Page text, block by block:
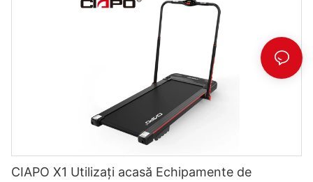
CIAPO X1 Utilizați acasă Echipamente de